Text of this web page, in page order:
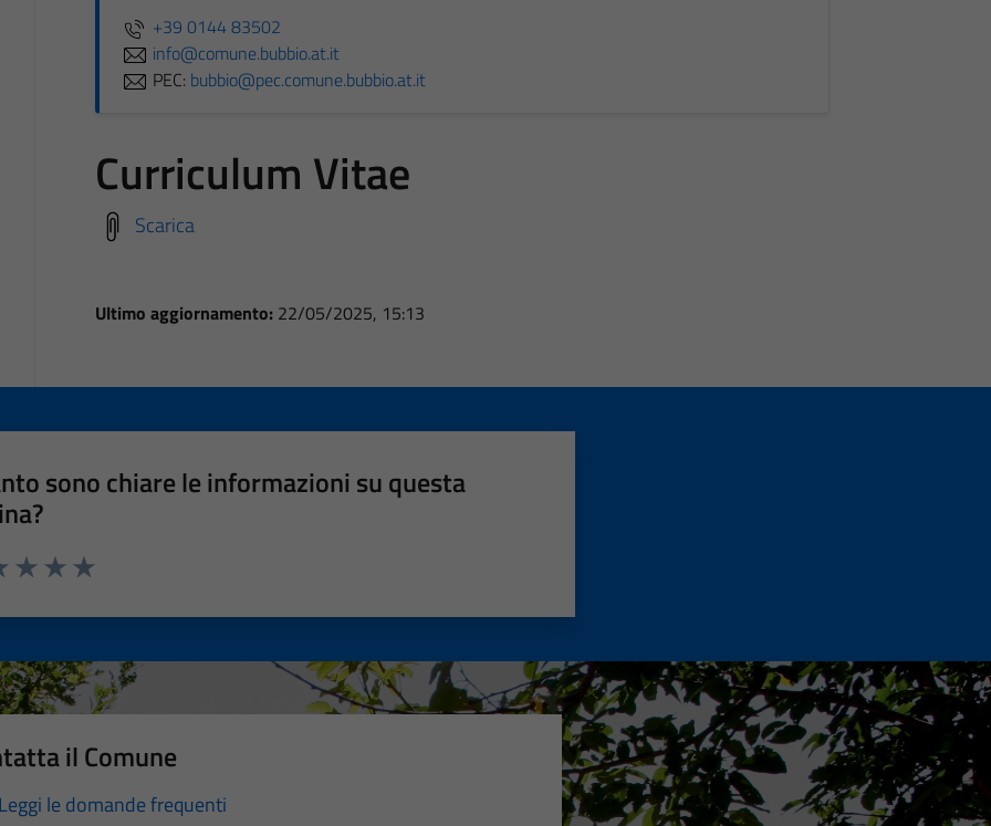
+39 0144 83502
info@comune.bubbio.at.it
PEC: bubbio@pec.comune.bubbio.at.it
Curriculum Vitae
Scarica
Ultimo aggiornamento: 22/05/2025, 15:13
sono chiare le informazioni su questa
il Comune
le domande frequenti